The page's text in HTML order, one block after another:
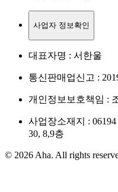
사업자 정보확인
대표자명 : 서한울
통신판매업신고 :
개인정보보호책임 :
사업장소재지 :
30, 8,9층
© 2026 Aha. All rights